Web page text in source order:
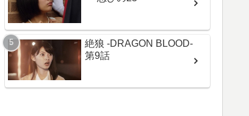
絶狼 -DRAGON BLOOD-
第9話